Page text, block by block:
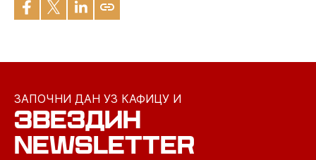
ЗАПОЧНИ ДАН УЗ КАФИЦУ И
ЗВЕЗДИН
NEWSLETTER